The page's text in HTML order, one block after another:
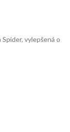
vylepšená o